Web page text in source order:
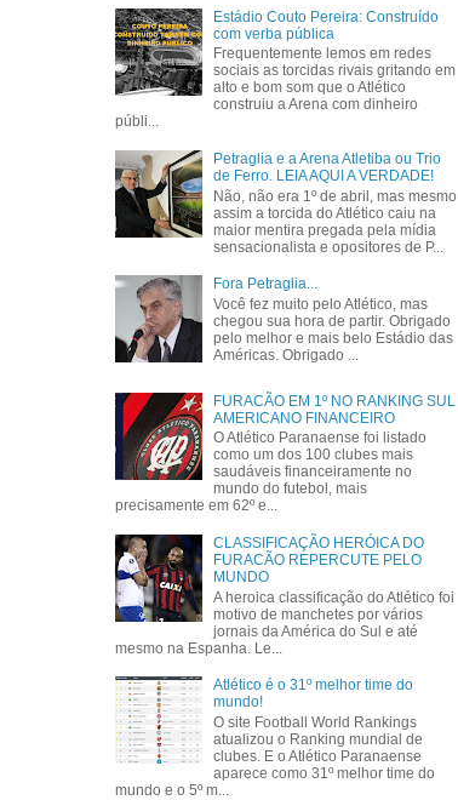
Estádio Couto Pereira: Construído
com verba pública
Frequentemente lemos em redes
sociais as torcidas rivais gritando em
alto e bom som que o Atlético
construiu a Arena com dinheiro
públi...
Petraglia e a Arena Atletiba ou Trio
de Ferro. LEIA AQUI A VERDADE!
Não, não era 1º de abril, mas mesmo
assim a torcida do Atlético caiu na
maior mentira pregada pela mídia
sensacionalista e opositores de P...
Fora Petraglia...
Você fez muito pelo Atlético, mas
chegou sua hora de partir. Obrigado
pelo melhor e mais belo Estádio das
Américas. Obrigado ...
FURACÃO EM 1º NO RANKING SUL
AMERICANO FINANCEIRO
O Atlético Paranaense foi listado
como um dos 100 clubes mais
saudáveis financeiramente no
mundo do futebol, mais
precisamente em 62º e...
CLASSIFICAÇÃO HERÓICA DO
FURACÃO REPERCUTE PELO
MUNDO
A heroica classificação do Atlético foi
motivo de manchetes por vários
jornais da América do Sul e até
mesmo na Espanha. Le...
Atlético é o 31º melhor time do
mundo!
O site Football World Rankings
atualizou o Ranking mundial de
clubes. E o Atlético Paranaense
aparece como 31º melhor time do
mundo e o 5º m...